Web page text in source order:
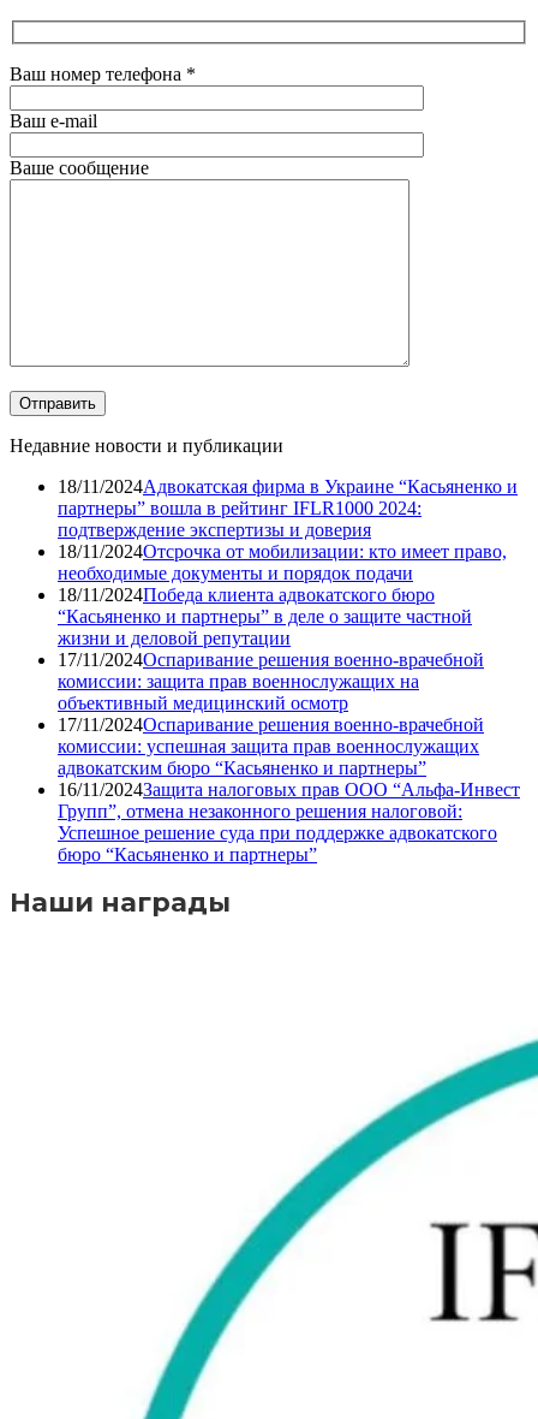
Ваш номер телефона *
Ваш e-mail
Ваше сообщение
Недавние новости и публикации
18/11/2024Адвокатская фирма в Украине “Касьяненко и
партнеры” вошла в рейтинг IFLR1000 2024:
подтверждение экспертизы и доверия
18/11/2024Отсрочка от мобилизации: кто имеет право,
необходимые документы и порядок подачи
18/11/2024Победа клиента адвокатского бюро
“Касьяненко и партнеры” в деле о защите частной
жизни и деловой репутации
17/11/2024Оспаривание решения военно-врачебной
комиссии: защита прав военнослужащих на
объективный медицинский осмотр
17/11/2024Оспаривание решения военно-врачебной
комиссии: успешная защита прав военнослужащих
адвокатским бюро “Касьяненко и партнеры”
16/11/2024Защита налоговых прав ООО “Альфа-Инвест
Групп”, отмена незаконного решения налоговой:
Успешное решение суда при поддержке адвокатского
бюро “Касьяненко и партнеры”
Наши награды